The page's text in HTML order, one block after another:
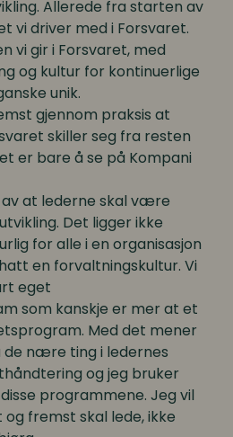
Allerede fra starten av
vi driver med i Forsvaret.
vi gir i Forsvaret, med
og kultur for kontinuerlige
unik.
gjennom praksis at
skiller seg fra resten
er bare å se på Kompani
av at lederne skal være
Det ligger ikke
for alle i en organisasjon
en forvaltningskultur. Vi
eget
som kanskje er mer at et
Med det mener
de nære ting i ledernes
og jeg bruker
programmene. Jeg vil
fremst skal lede, ikke